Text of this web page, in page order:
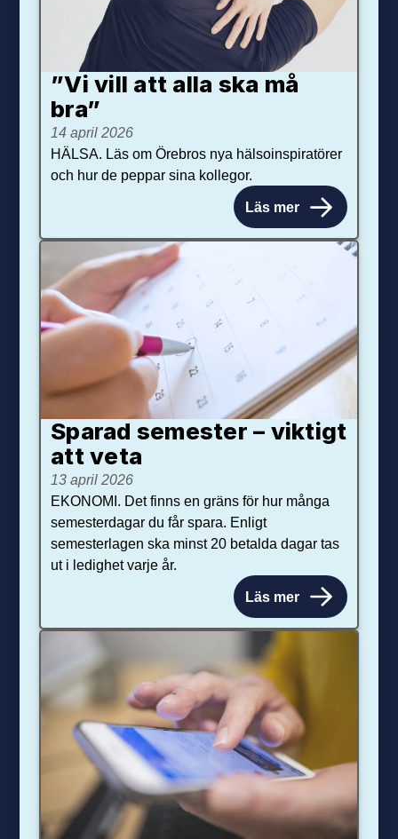
”Vi vill att alla ska må
bra”
14 april 2026
HÄLSA. Läs om Örebros nya hälsoinspiratörer
och hur de peppar sina kollegor.
Läs mer
Sparad semester – viktigt
att veta
13 april 2026
EKONOMI. Det finns en gräns för hur många
semesterdagar du får spara. Enligt
semesterlagen ska minst 20 betalda dagar tas
ut i ledighet varje år.
Läs mer